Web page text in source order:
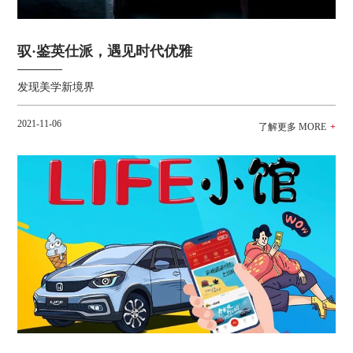
驭·鉴英仕派，遇见时代优雅
发现美学新境界
2021-11-06